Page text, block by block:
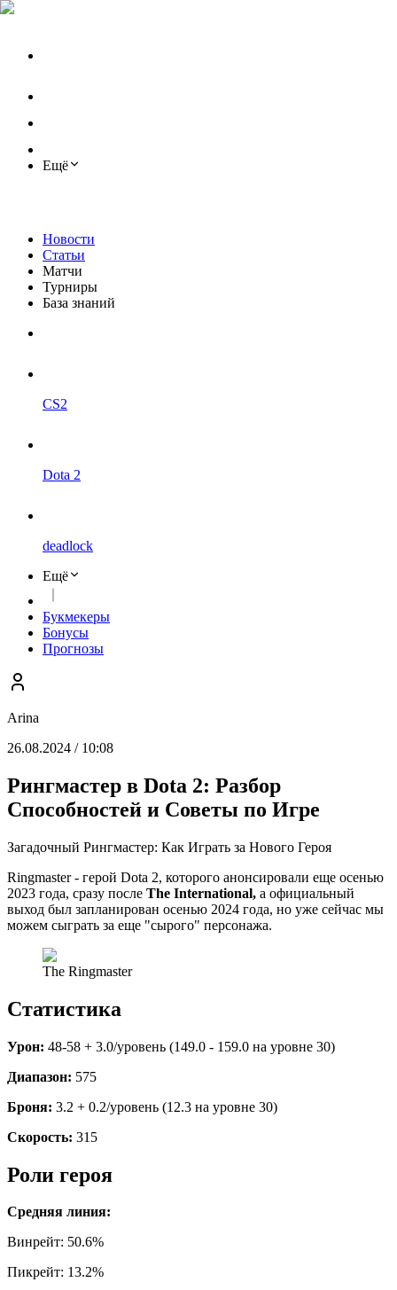
Ещё
Новости
Статьи
Матчи
Турниры
База знаний
CS2
Dota 2
deadlock
Ещё
Букмекеры
Бонусы
Прогнозы
Arina
26.08.2024 / 10:08
Рингмастер в Dota 2: Разбор
Способностей и Советы по Игре
Загадочный Рингмастер: Как Играть за Нового Героя
Ringmaster - герой Dota 2, которого анонсировали еще осенью
2023 года, сразу после The International, а официальный
выход был запланирован осенью 2024 года, но уже сейчас мы
можем сыграть за еще "сырого" персонажа.
The Ringmaster
Статистика
Урон: 48-58 + 3.0/уровень (149.0 - 159.0 на уровне 30)
Диапазон: 575
Броня: 3.2 + 0.2/уровень (12.3 на уровне 30)
Скорость: 315
Роли героя
Средняя линия:
Винрейт: 50.6%
Пикрейт: 13.2%